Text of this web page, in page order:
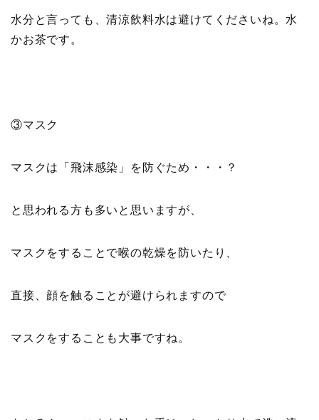
水分と言っても、清涼飲料水は避けてくださいね。水
かお茶です。
③マスク
マスクは「飛沫感染」を防ぐため・・・？
と思われる方も多いと思いますが、
マスクをすることで喉の乾燥を防いたり、
直接、顔を触ることが避けられますので
マスクをすることも大事ですね。